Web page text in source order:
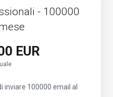
- 100000
EUR
inviare 100000 email al